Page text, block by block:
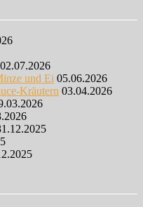
02.07.2026
und Ei 05.06.2026
Kräutern 03.04.2026